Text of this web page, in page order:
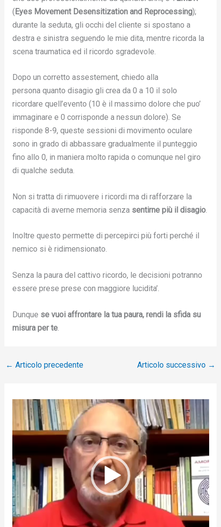
(Eyes Movement Desensitization and Reprocessing);
durante la seduta, gli occhi del cliente si spostano a
destra e sinistra seguendo le mie dita, mentre ricorda la
scena traumatica ed il ricordo sgradevole.
Dopo un corretto assestement, chiedo alla
persona quanto disagio gli crea da 0 a 10 il solo
ricordare quell’evento (10 è il massimo dolore che puo’
immaginare e 0 corrisponde a nessun dolore). Se
risponde 8-9, queste sessioni di movimento oculare
sono in grado di abbassare gradualmente il punteggio
fino allo 0, in maniera molto rapida o comunque nel giro
di qualche seduta.
Non si tratta di rimuovere i ricordi ma di rafforzare la
capacità di averne memoria senza sentirne più il disagio.
Inoltre questo permette di percepirci più forti perché il
nemico si è ridimensionato.
Senza la paura del cattivo ricordo, le decisioni potranno
essere prese prese con maggiore lucidita’.
Dunque se vuoi affrontare la tua paura, rendi la sfida su
misura per te.
← Articolo precedente Articolo successivo →
d
o
P
l
a